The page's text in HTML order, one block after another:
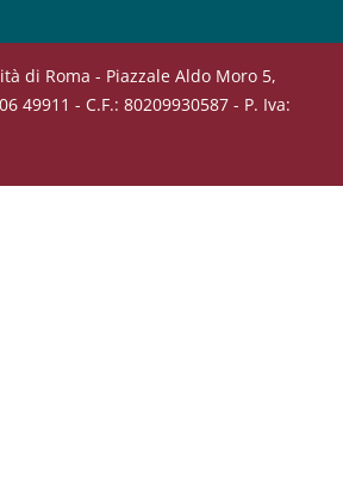
di Roma - Piazzale Aldo Moro 5,
49911 - C.F.: 80209930587 - P. Iva: